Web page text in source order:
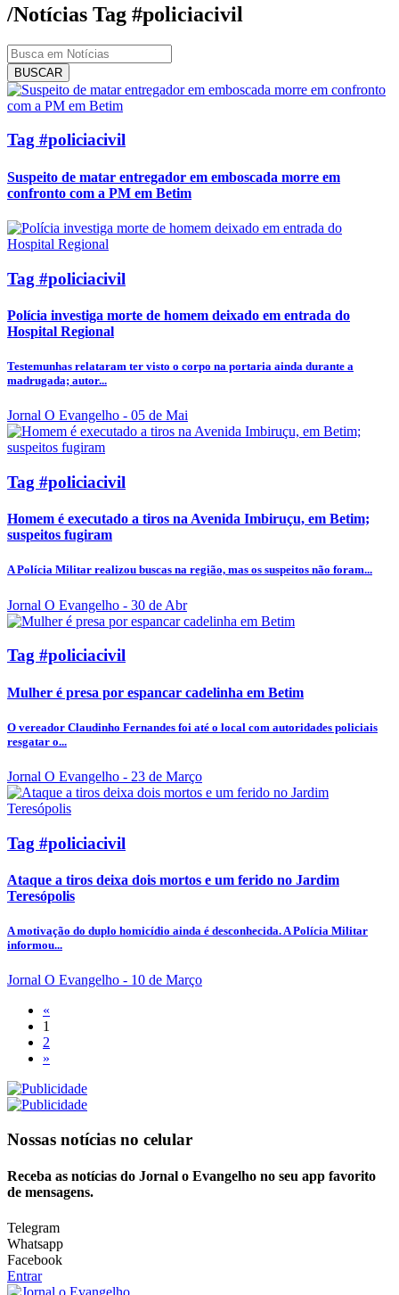
/Notícias Tag #policiacivil
BUSCAR
Tag #policiacivil
Suspeito de matar entregador em emboscada morre em
confronto com a PM em Betim
Tag #policiacivil
Polícia investiga morte de homem deixado em entrada do
Hospital Regional
Testemunhas relataram ter visto o corpo na portaria ainda durante a
madrugada; autor...
Jornal O Evangelho - 05 de Mai
Tag #policiacivil
Homem é executado a tiros na Avenida Imbiruçu, em Betim;
suspeitos fugiram
A Polícia Militar realizou buscas na região, mas os suspeitos não foram...
Jornal O Evangelho - 30 de Abr
Tag #policiacivil
Mulher é presa por espancar cadelinha em Betim
O vereador Claudinho Fernandes foi até o local com autoridades policiais
resgatar o...
Jornal O Evangelho - 23 de Março
Tag #policiacivil
Ataque a tiros deixa dois mortos e um ferido no Jardim
Teresópolis
A motivação do duplo homicídio ainda é desconhecida. A Polícia Militar
informou...
Jornal O Evangelho - 10 de Março
«
1
2
»
Nossas notícias no celular
Receba as notícias do Jornal o Evangelho no seu app favorito
de mensagens.
Telegram
Whatsapp
Facebook
Entrar